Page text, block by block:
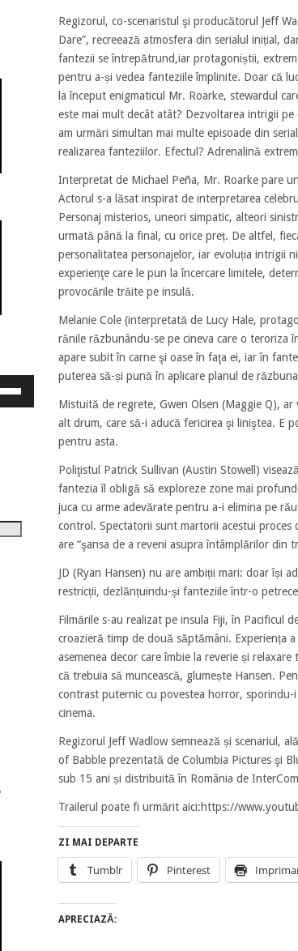
Regizorul, co-scenaristul şi producătorul Jeff
Dare”, recreează atmosfera din serialul inițial,
fantezii se întrepătrund,iar protagoniștii,
pentru a-și vedea fanteziile împlinite. Doar că
la început enigmaticul Mr. Roarke, stewardul
este mai mult decât atât? Dezvoltarea intrigii
am urmări simultan mai multe episoade din
realizarea fanteziilor. Efectul? Adrenalină
Interpretat de Michael Peña, Mr. Roarke pare
Actorul s-a lăsat inspirat de interpretarea
Personaj misterios, uneori simpatic, alteori
urmată până la final, cu orice preț. De altfel,
personalitatea personajelor, iar evoluția intrigii
experienţe care le pun la încercare limitele,
provocările trăite pe insulă.
Melanie Cole (interpretată de Lucy Hale,
rănile răzbunându-se pe cineva care o teroriza
apare subit în carne şi oase în faţa ei, iar în
puterea să-și pună în aplicare planul de
Mistuită de regrete, Gwen Olsen (Maggie Q),
alt drum, care să-i aducă fericirea şi liniştea. E
pentru asta.
Poliţistul Patrick Sullivan (Austin Stowell)
fantezia îl obligă să exploreze zone mai
juca cu arme adevărate pentru a-i elimina pe
control. Spectatorii sunt martorii acestui proces
are “şansa de a reveni asupra întâmplărilor din
JD (Ryan Hansen) nu are ambiții mari: doar își
restricții, dezlănțuindu-și fanteziile într-o
Filmările s-au realizat pe insula Fiji, în Pacificul
croazieră timp de două săptămâni. Experiența
asemenea decor care îmbie la reverie și
că trebuia să muncească, glumește Hansen.
contrast puternic cu povestea horror,
cinema.
Regizorul Jeff Wadlow semnează și scenariul,
of Babble prezentată de Columbia Pictures şi
sub 15 ani și distribuită în România de
Trailerul poate fi urmărit aici:https://
ZI MAI DEPARTE
Tumblr Pinterest
APRECIAZĂ: